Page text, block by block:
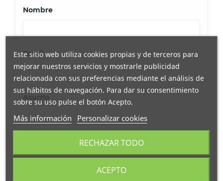
Nombre
Email
Este sitio web utiliza cookies propias y de terceros para
mejorar nuestros servicios y mostrarle publicidad
relacionada con sus preferencias mediante el análisis de
sus hábitos de navegación. Para dar su consentimiento
sobre su uso pulse el botón Acepto.
Más información Personalizar cookies
RECHAZAR TODO
ACEPTO